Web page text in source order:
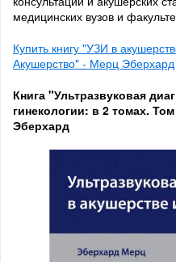
медицинских вузов и
Купить книгу "УЗИ в
Акушерство" - Мерц Эберхард
Книга "Ультразвуковая
гинекологии: в 2 томах.
Эберхард